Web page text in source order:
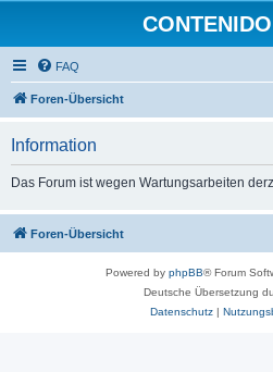
FAQ
Foren-Übersicht
Information
Das Forum ist wegen Wartungsarbeiten
Foren-Übersicht
Powered by phpBB® Forum
Deutsche Übersetzung
Datenschutz|